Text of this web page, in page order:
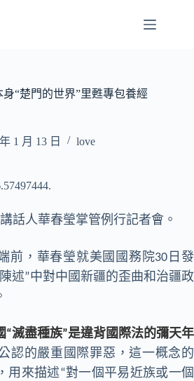
“楚門的世界”里甦專包養經
1 月 13 日 love
話人華春瑩掌管例行記者會。
前，華春瑩就美國國務院30日發
述”中對中國新疆的歪曲和治疆政
“滅盡種族”是違背國際法的彌天年
認的嚴重國際罪惡，這一概念的
用來描述“對一個平易近族或一個